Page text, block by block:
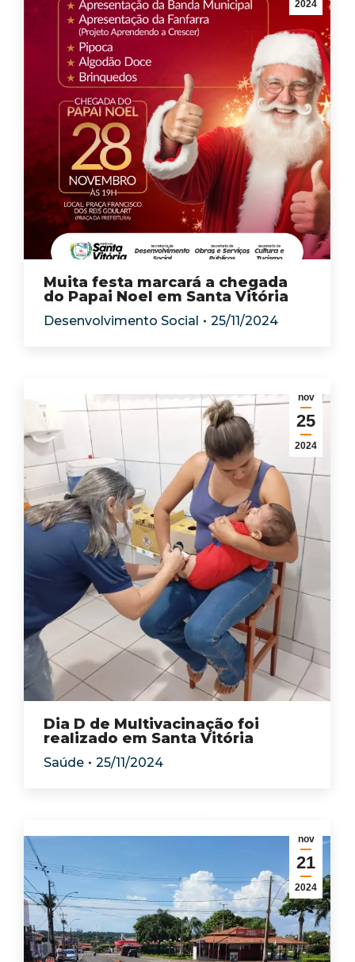
2024
Muita festa marcará a chegada
do Papai Noel em Santa Vitória
Desenvolvimento Social 25/11/2024
nov
25
2024
Dia D de Multivacinação foi
realizado em Santa Vitória
Saúde 25/11/2024
nov
21
2024